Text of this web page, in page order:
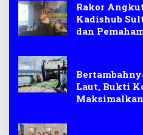
Rakor
Kadishub
dan
Laut, Bukti